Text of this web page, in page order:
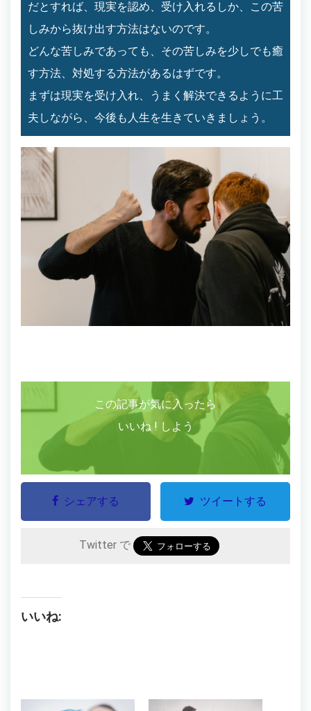
だとすれば、現実を認め、受け入れるしか、この苦
しみから抜け出す方法はないのです。
どんな苦しみであっても、その苦しみを少しでも癒
す方法、対処する方法があるはずです。
まずは現実を受け入れ、うまく解決できるように工
夫しながら、今後も人生を生きていきましょう。
この記事が気に入ったら
いいね ! しよう
シェアする ツイートする
Twitter で
いいね: